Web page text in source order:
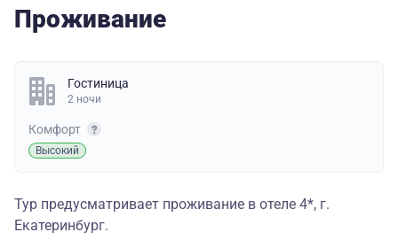
Проживание
Гостиница
2 ночи
Комфорт
Высокий
Тур предусматривает проживание в отеле 4*, г.
Екатеринбург.